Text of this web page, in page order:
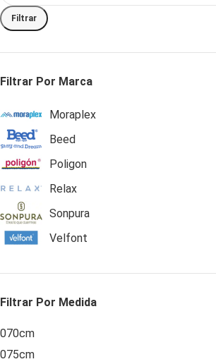
Filtrar
Filtrar Por Marca
Moraplex
Beed
Poligon
Relax
Sonpura
Velfont
Filtrar Por Medida
070cm
075cm